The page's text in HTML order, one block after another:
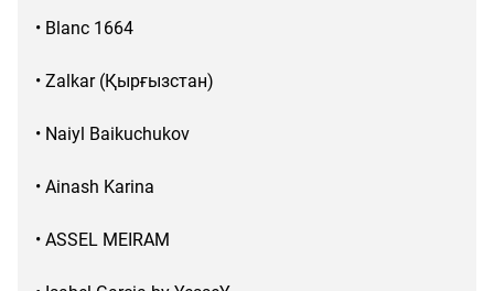
• Blanc 1664
• Zalkar (Қырғызстан)
• Naiyl Baikuchukov
• Ainash Karina
• ASSEL MEIRAM